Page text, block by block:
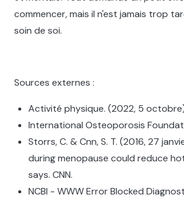
commencer, mais il n'est jamais trop
soin de soi.
Sources externes :
Activité physique. (2022, 5
International Osteoporosis
Storrs, C. & Cnn, S. T. (2016, 27
during menopause could reduce
says. CNN.‍
NCBI - WWW Error Blocked